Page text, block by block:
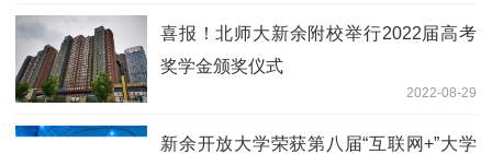
喜报！北师大新余附校举行2022届高考
奖学金颁奖仪式
2022-08-29
新余开放大学荣获第八届“互联网+”大学